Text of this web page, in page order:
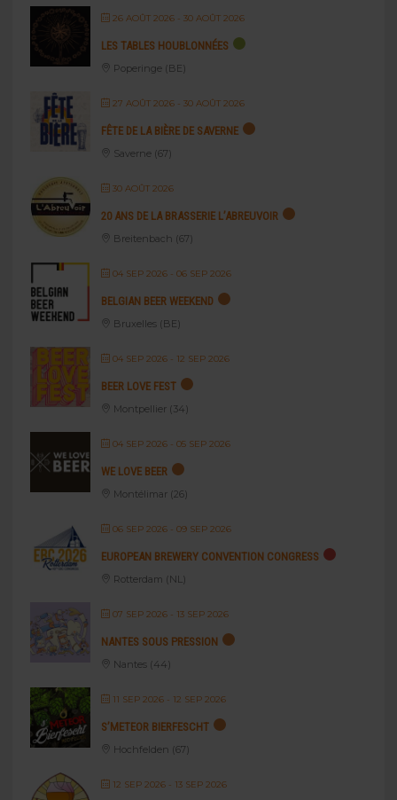
26 AOÛT 2026- 30 AOÛT 2026
LES TABLES HOUBLONNÉES
Poperinge (BE)
27 AOÛT 2026- 30 AOÛT 2026
FÊTE DE LA BIÈRE DE SAVERNE
Saverne (67)
30 AOÛT 2026
20 ANS DE LA BRASSERIE L’ABREUVOIR
Breitenbach (67)
04 SEP 2026- 06 SEP 2026
BELGIAN BEER WEEKEND
Bruxelles (BE)
04 SEP 2026- 12 SEP 2026
BEER LOVE FEST
Montpellier (34)
04 SEP 2026- 05 SEP 2026
WE LOVE BEER
Montélimar (26)
06 SEP 2026- 09 SEP 2026
EUROPEAN BREWERY CONVENTION CONGRESS
Rotterdam (NL)
07 SEP 2026- 13 SEP 2026
NANTES SOUS PRESSION
Nantes (44)
11 SEP 2026- 12 SEP 2026
S’METEOR BIERFESCHT
Hochfelden (67)
12 SEP 2026- 13 SEP 2026